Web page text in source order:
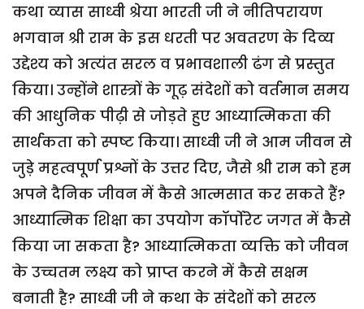
कथा व्यास साध्वी श्रेया भारती जी ने नीतिपरायण
भगवान श्री राम के इस धरती पर अवतरण के दिव्य
उद्देश्य को अत्यंत सरल व प्रभावशाली ढंग से प्रस्तुत
किया। उन्होंने शास्त्रों के गूढ़ संदेशों को वर्तमान समय
की आधुनिक पीढ़ी से जोड़ते हुए आध्यात्मिकता की
सार्थकता को स्पष्ट किया। साध्वी जी ने आम जीवन से
जुड़े महत्वपूर्ण प्रश्नों के उत्तर दिए, जैसे श्री राम को हम
अपने दैनिक जीवन में कैसे आत्मसात कर सकते हैं?
आध्यात्मिक शिक्षा का उपयोग कॉर्पोरेट जगत में कैसे
किया जा सकता है? आध्यात्मिकता व्यक्ति को जीवन
के उच्चतम लक्ष्य को प्राप्त करने में कैसे सक्षम
बनाती है? साध्वी जी ने कथा के संदेशों को सरल